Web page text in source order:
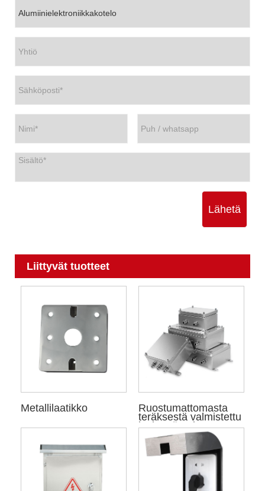
Lähetä
Liittyvät tuotteet
Metallilaatikko Ruostumattomasta
teräksestä valmistettu
kytkentärasia